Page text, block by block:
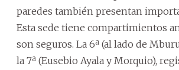
paredes también presentan
Esta sede tiene compartimientos
son seguros. La 6ª (al lado de
la 7ª (Eusebio Ayala y Morquio),